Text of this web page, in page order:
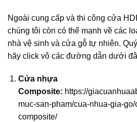
Ngoài cung cấp và thi công cửa
chúng tôi còn có thế mạnh về các
nhà vệ sinh và cửa gỗ tự nhiên.
hãy click vô các đường dẫn dưới
Cửa nhựa
Composite: https://
muc-san-pham/cua-nhua-gia-
composite/